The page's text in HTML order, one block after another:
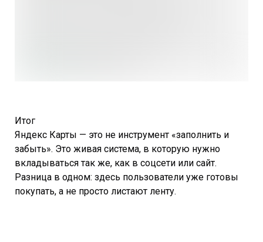
Итог
Яндекс Карты — это не инструмент «заполнить и
забыть». Это живая система, в которую нужно
вкладываться так же, как в соцсети или сайт.
Разница в одном: здесь пользователи уже готовы
покупать, а не просто листают ленту.